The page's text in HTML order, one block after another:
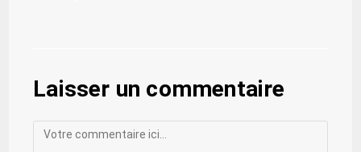
Laisser un commentaire